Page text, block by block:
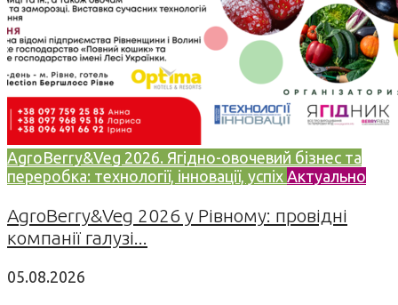
AgroBerry&Veg 2026. Ягідно-овочевий бізнес та
переробка: технології, інновації, успіх Актуально
AgroBerry&Veg 2026 у Рівному: провідні
компанії галузі...
05.08.2026